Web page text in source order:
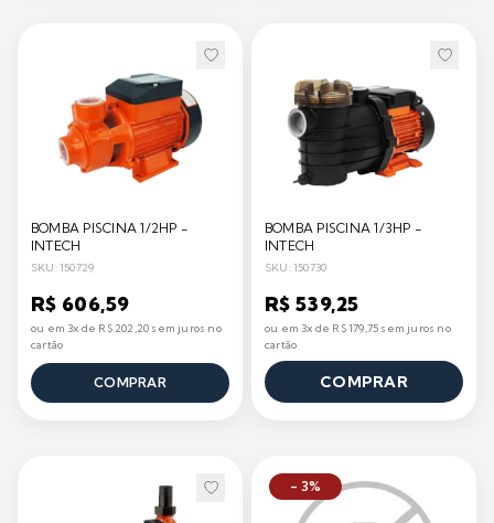
BOMBA PISCINA 1/2HP -
INTECH
SKU: 150729
R$ 606,59
ou em 3x de R$ 202,20 sem juros no
cartão
COMPRAR
BOMBA PISCINA 1/3HP -
INTECH
SKU: 150730
R$ 539,25
ou em 3x de R$ 179,75 sem juros no
cartão
COMPRAR
- 3%